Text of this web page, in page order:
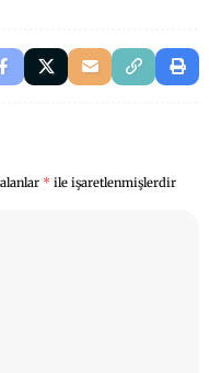
* ile işaretlenmişlerdir